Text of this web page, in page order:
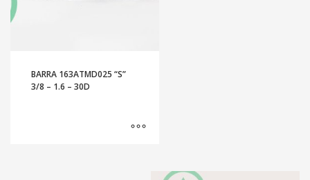
BARRA 163ATMD025 “S”
3/8 – 1.6 – 30D